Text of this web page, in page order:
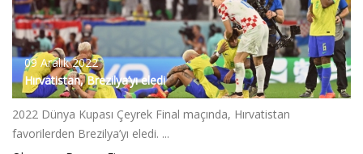
09 Aralık 2022
Hırvatistan, Brezilya’yı eledi
2022 Dünya Kupası Çeyrek Final maçında, Hırvatistan
favorilerden Brezilya’yı eledi. ...